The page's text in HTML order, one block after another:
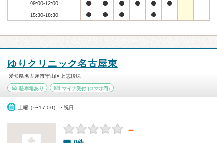
09:00-12:00
15:30-18:30
ゆりクリニック名古屋東
愛知県名古屋市守山区上志段味
駐車場あり マイナ受付(スマホ可)
土曜（〜17:00）・祝日
－